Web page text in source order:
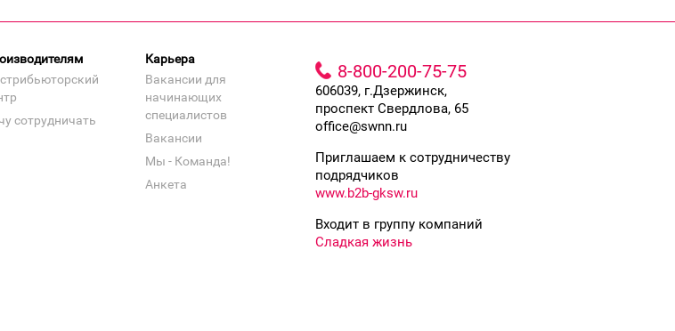
сотрудничать
Карьера
Вакансии для
начинающих
специалистов
Вакансии
Мы - Команда!
Анкета
8-800-200-75-75
606039, г.Дзержинск,
проспект Свердлова, 65
office@swnn.ru
Приглашаем к сотрудничеству
подрядчиков
www.b2b-gksw.ru
Входит в группу компаний
Сладкая жизнь